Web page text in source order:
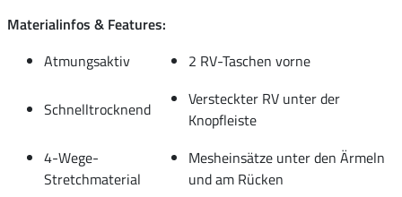
Materialinfos & Features:
Atmungsaktiv
2 RV-Taschen vorne
Schnelltrocknend
Versteckter RV unter der
Knopfleiste
4-Wege-
Stretchmaterial
Mesheinsätze unter den Ärmeln
und am Rücken